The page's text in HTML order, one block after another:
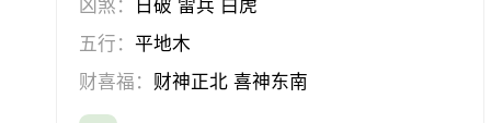
凶煞：
日破 雷兵 白虎
五行：平地木
财喜福： 财神正北 喜神东南